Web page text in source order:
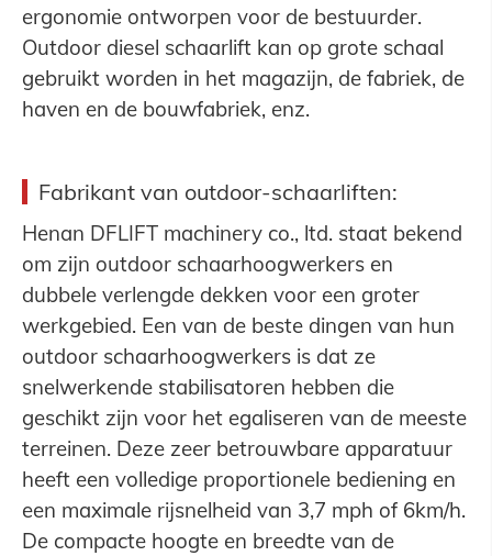
ergonomie ontworpen voor de bestuurder.
Outdoor diesel schaarlift kan op grote schaal
gebruikt worden in het magazijn, de fabriek, de
haven en de bouwfabriek, enz.
Fabrikant van outdoor-schaarliften:
Henan DFLIFT machinery co., ltd. staat bekend
om zijn outdoor schaarhoogwerkers en
dubbele verlengde dekken voor een groter
werkgebied. Een van de beste dingen van hun
outdoor schaarhoogwerkers is dat ze
snelwerkende stabilisatoren hebben die
geschikt zijn voor het egaliseren van de meeste
terreinen. Deze zeer betrouwbare apparatuur
heeft een volledige proportionele bediening en
een maximale rijsnelheid van 3,7 mph of 6km/h.
De compacte hoogte en breedte van de